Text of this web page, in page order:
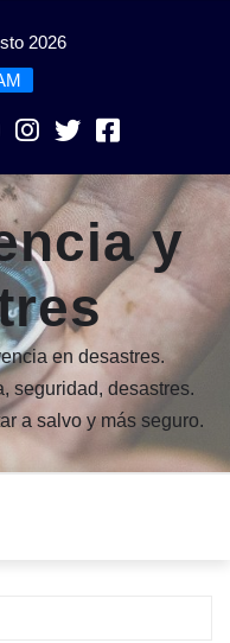
2026
y
en desastres.
seguridad, desastres.
a salvo y más seguro.